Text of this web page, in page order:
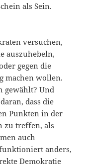
als Sein.
versuchen,
auszuhebeln,
gegen die
machen wollen.
gewählt? Und
dass die
Punkten in der
zu treffen, als
auch
anders,
Demokratie